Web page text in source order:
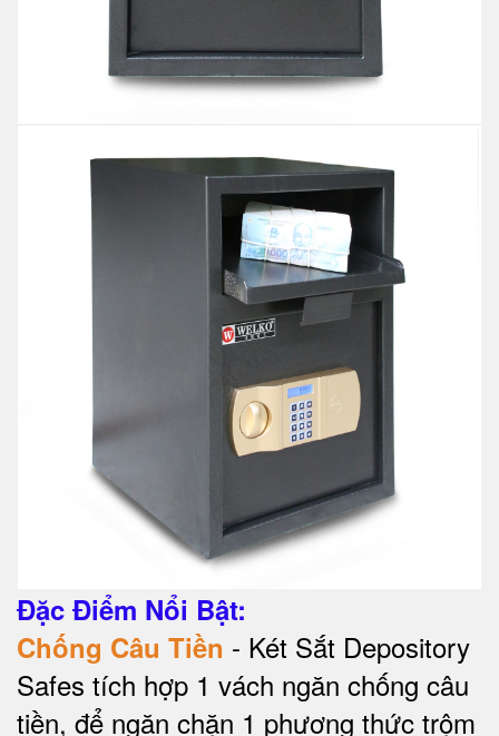
Đặc Điểm Nổi Bật:
Chống Câu Tiền - Két Sắt Depository
Safes tích hợp 1 vách ngăn chống câu
tiền, để ngăn chặn 1 phương thức trộm